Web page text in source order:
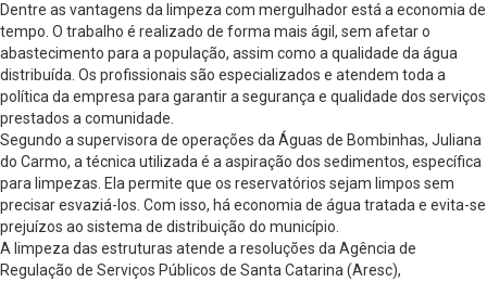
Dentre as vantagens da limpeza com mergulhador está a economia de
tempo. O trabalho é realizado de forma mais ágil, sem afetar o
abastecimento para a população, assim como a qualidade da água
distribuída. Os profissionais são especializados e atendem toda a
política da empresa para garantir a segurança e qualidade dos serviços
prestados a comunidade.
Segundo a supervisora de operações da Águas de Bombinhas, Juliana
do Carmo, a técnica utilizada é a aspiração dos sedimentos, específica
para limpezas. Ela permite que os reservatórios sejam limpos sem
precisar esvaziá-los. Com isso, há economia de água tratada e evita-se
prejuízos ao sistema de distribuição do município.
A limpeza das estruturas atende a resoluções da Agência de
Regulação de Serviços Públicos de Santa Catarina (Aresc),